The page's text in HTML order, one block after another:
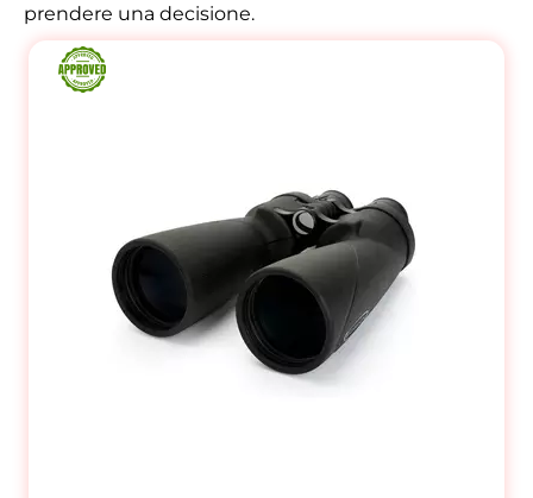
prendere una decisione.